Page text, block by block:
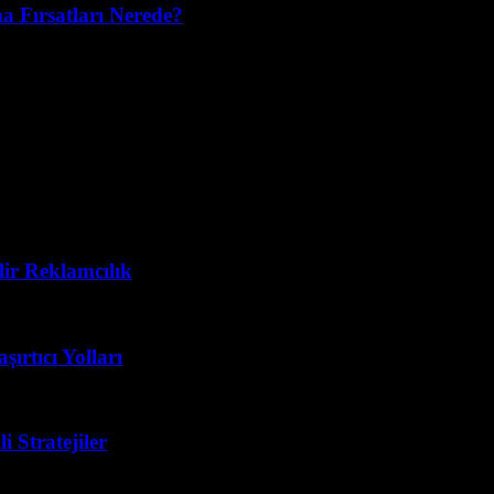
Nerede?
Reklamcılık
Yolları
Stratejiler